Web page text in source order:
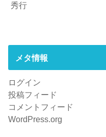
秀行
メタ情報
ログイン
投稿フィード
コメントフィード
WordPress.org